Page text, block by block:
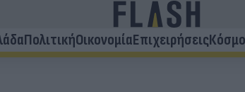
ΠολιτικήΟικονομίαΕπιχειρήσεις